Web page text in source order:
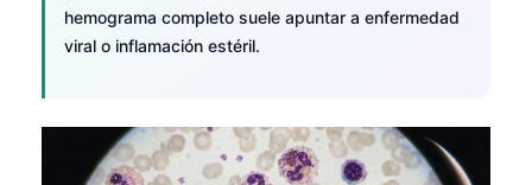
hemograma completo suele apuntar a enfermedad
viral o inflamación estéril.
Latviešu valoda
Македонски јазик
Gàidhlig
Occitan